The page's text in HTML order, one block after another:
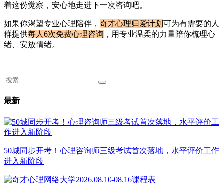
着这份觉察，安心地走进下一次咨询吧。
如果你渴望专业心理陪伴， 奇才心理归爱计划 可为有需要的人
群提供每人6次免费心理咨询 ，用专业温柔的力量陪你梳理心
绪、安放情绪。
最新
50城同步开考！心理咨询师三级考试首次落地，水平评价工作
进入新阶段